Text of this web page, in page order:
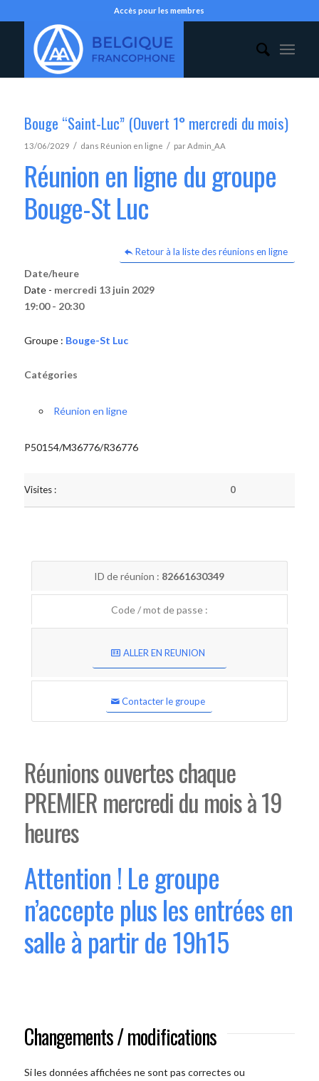
Accès pour les membres
Bouge “Saint-Luc” (Ouvert 1° mercredi du mois)
13/06/2029 / dans Réunion en ligne / parAdmin_AA
Réunion en ligne du groupe
Bouge-St Luc
Retour à la liste des réunions en ligne
Date/heure
Date - mercredi 13 juin 2029
19:00 - 20:30
Groupe : Bouge-St Luc
Catégories
Réunion en ligne
P50154/M36776/R36776
Visites : 0
ID de réunion : 82661630349
Code / mot de passe :
ALLER EN REUNION
Contacter le groupe
Réunions ouvertes chaque
PREMIER mercredi du mois à 19
heures
Attention ! Le groupe
n’accepte plus les entrées en
salle à partir de 19h15
Changements / modifications
Si les données affichées ne sont pas correctes ou